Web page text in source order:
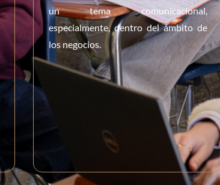
un tema comunicacional,
especialmente, dentro del ámbito de
los negocios.